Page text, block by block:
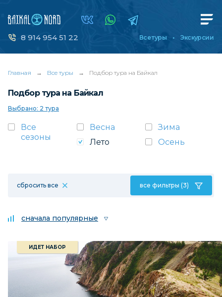
8 914 954 51 22 Все туры Экскурсии
Главная → Все туры → Подбор тура на Байкал
Подбор тура на Байкал
Выбрано: 2 тура
Все
сезоны
Весна
Зима
Лето
Осень
сбросить все все фильтры (3)
сначала популярные
ИДЕТ НАБОР